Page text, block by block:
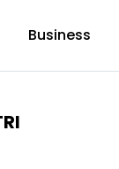
Business